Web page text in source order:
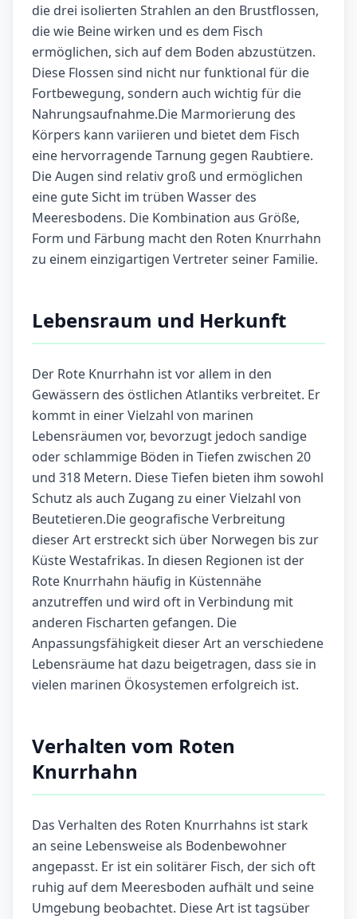
die drei isolierten Strahlen an den Brustflossen,
die wie Beine wirken und es dem Fisch
ermöglichen, sich auf dem Boden abzustützen.
Diese Flossen sind nicht nur funktional für die
Fortbewegung, sondern auch wichtig für die
Nahrungsaufnahme.Die Marmorierung des
Körpers kann variieren und bietet dem Fisch
eine hervorragende Tarnung gegen Raubtiere.
Die Augen sind relativ groß und ermöglichen
eine gute Sicht im trüben Wasser des
Meeresbodens. Die Kombination aus Größe,
Form und Färbung macht den Roten Knurrhahn
zu einem einzigartigen Vertreter seiner Familie.
Lebensraum und Herkunft
Der Rote Knurrhahn ist vor allem in den
Gewässern des östlichen Atlantiks verbreitet. Er
kommt in einer Vielzahl von marinen
Lebensräumen vor, bevorzugt jedoch sandige
oder schlammige Böden in Tiefen zwischen 20
und 318 Metern. Diese Tiefen bieten ihm sowohl
Schutz als auch Zugang zu einer Vielzahl von
Beutetieren.Die geografische Verbreitung
dieser Art erstreckt sich über Norwegen bis zur
Küste Westafrikas. In diesen Regionen ist der
Rote Knurrhahn häufig in Küstennähe
anzutreffen und wird oft in Verbindung mit
anderen Fischarten gefangen. Die
Anpassungsfähigkeit dieser Art an verschiedene
Lebensräume hat dazu beigetragen, dass sie in
vielen marinen Ökosystemen erfolgreich ist.
Verhalten vom Roten
Knurrhahn
Das Verhalten des Roten Knurrhahns ist stark
an seine Lebensweise als Bodenbewohner
angepasst. Er ist ein solitärer Fisch, der sich oft
ruhig auf dem Meeresboden aufhält und seine
Umgebung beobachtet. Diese Art ist tagsüber